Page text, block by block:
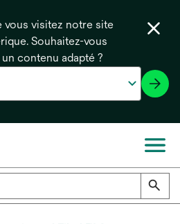
vous visitez notre site
Souhaitez-vous
contenu adapté ?